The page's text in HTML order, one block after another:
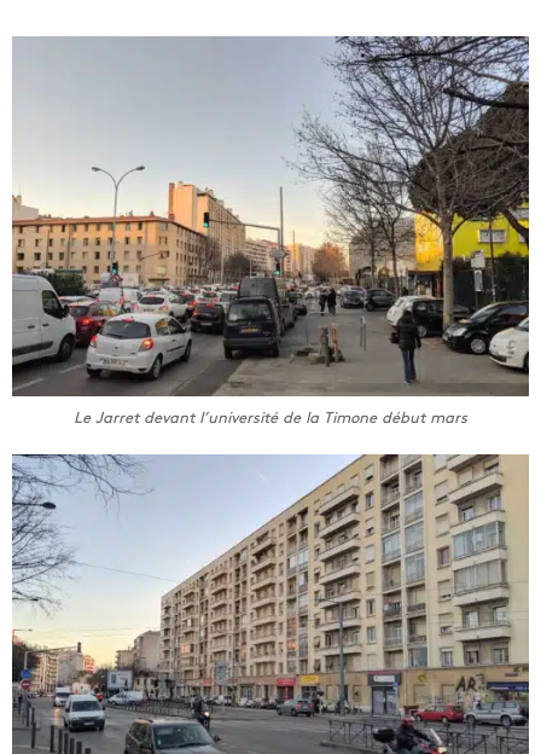
Le Jarret devant l’université de la Timone début mars